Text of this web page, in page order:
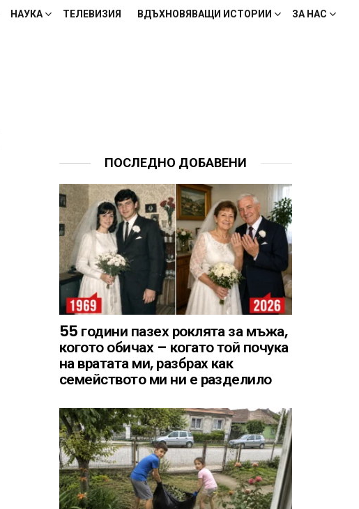
НАУКА ТЕЛЕВИЗИЯ ВДЪХНОВЯВАЩИ ИСТОРИИ ЗА НАС
ПОСЛЕДНО ДОБАВЕНИ
55 години пазех роклята за мъжа,
когото обичах – когато той почука
на вратата ми, разбрах как
семейството ми ни е разделило